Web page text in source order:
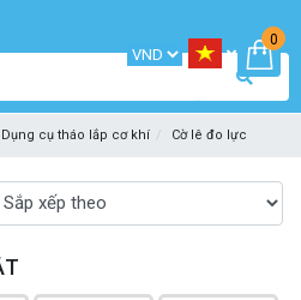
0
Dụng cụ tháo lắp cơ khí Cờ lê đo lực